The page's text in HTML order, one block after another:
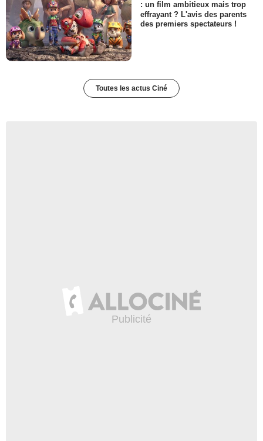
: un film ambitieux mais trop
effrayant ? L'avis des parents
des premiers spectateurs !
Toutes les actus Ciné